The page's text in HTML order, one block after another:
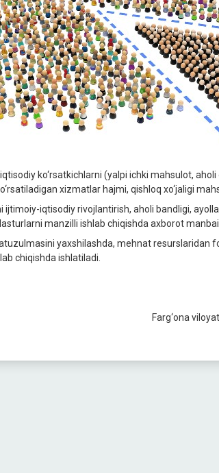
ko‘rsatkichlarni (yalpi ichki mahsulot,
xizmatlar hajmi, qishloq xo‘jaligi
ijtimoiy-iqtisodiy rivojlantirish, aholi bandligi,
manzilli ishlab chiqishda axborot
yaxshilashda, mehnat resurslaridan
chiqishda ishlatiladi.
Farg‘ona